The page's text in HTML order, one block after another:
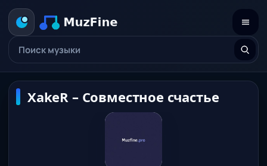
XakeR – Совместное счастье